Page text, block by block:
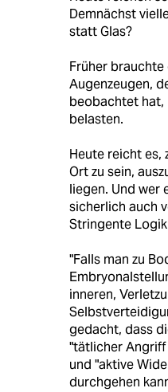
Demnächst
statt Glas?
Früher brauchte
Augenzeugen,
beobachtet hat,
belasten.
Heute reicht es,
Ort zu sein,
liegen. Und wer
sicherlich auch
Stringente
"Falls man zu
inneren,
gedacht, dass
"tätlicher
und "aktive
durchgehen